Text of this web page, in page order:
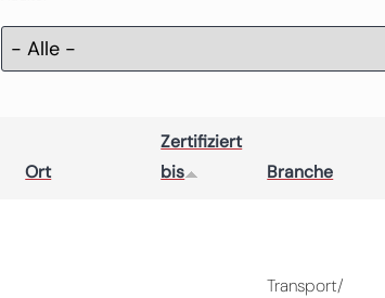
Ort
Zertifiziert
bis
Branche
Transport/